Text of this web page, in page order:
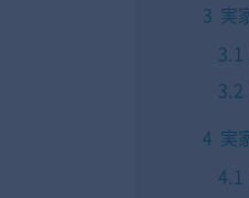
3 実
3.1
3.2
4 実
4.1